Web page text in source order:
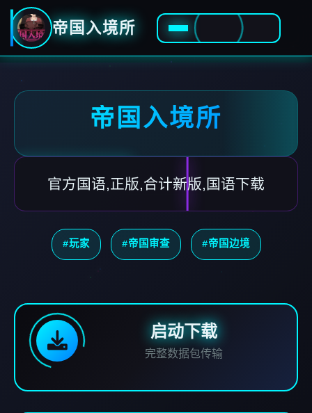
帝国入境所
帝国入境所
官方国语,正版,合计新版,国语下载
#玩家 #帝国审查 #帝国边境
启动下载
完整数据包传输